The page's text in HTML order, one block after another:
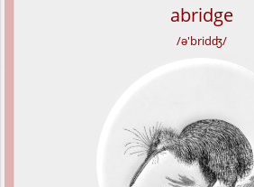
abridge
/ə'bridʤ/